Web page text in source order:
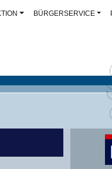
BÜRGERSERVICE